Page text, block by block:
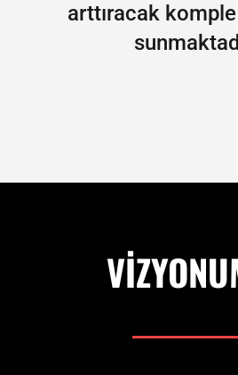
arttıracak